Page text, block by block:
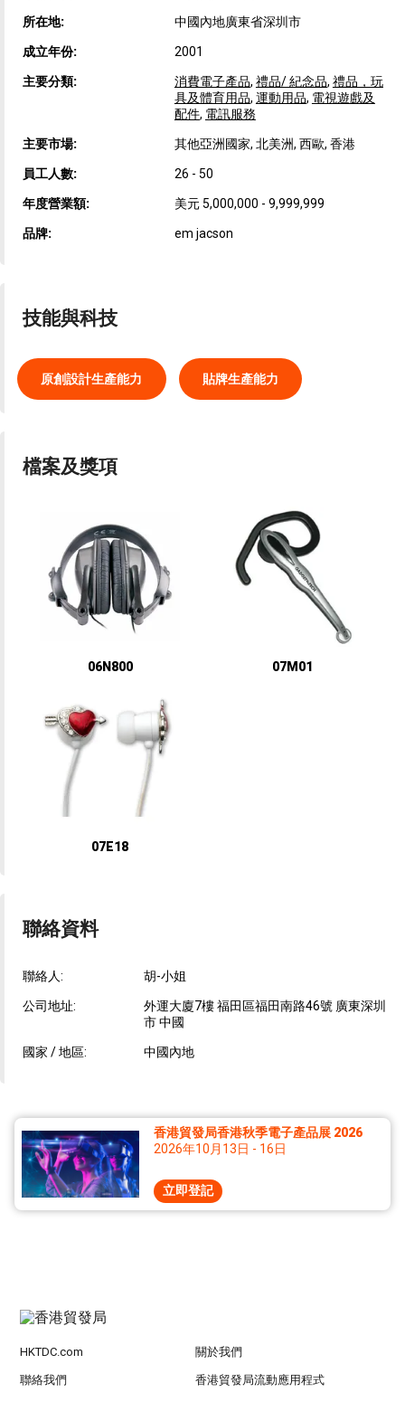
所在地: 中國內地廣東省深圳市
成立年份: 2001
主要分類: 消費電子產品, 禮品/ 紀念品, 禮品，玩
具及體育用品, 運動用品, 電視遊戲及
配件, 電訊服務
主要市場: 其他亞洲國家, 北美洲, 西歐, 香港
員工人數: 26 - 50
年度營業額: 美元 5,000,000 - 9,999,999
品牌: em jacson
技能與科技
原創設計生產能力 貼牌生產能力
檔案及獎項
06N800 07M01
07E18
聯絡資料
聯絡人: 胡-小姐
公司地址:
外運大廈7樓 福田區福田南路46號 廣東深圳
市 中國
國家 / 地區: 中國內地
香港貿發局香港秋季電子產品展 2026
2026年10月13日 - 16日
立即登記
HKTDC.com 關於我們
聯絡我們 香港貿發局流動應用程式